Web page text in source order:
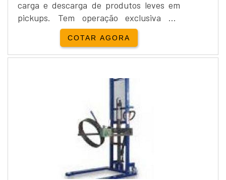
carga e descarga de produtos leves em
pickups. Tem operação exclusiva em
paletes abertos.Seu manuseio pode ser
realizado tranquilamente sem
necessidade de operador especializado
utilização e total segurança. Para garantir
todas as vantagens do equipamento, a
fabricante oferece garantia de 12...
COTAR AGORA